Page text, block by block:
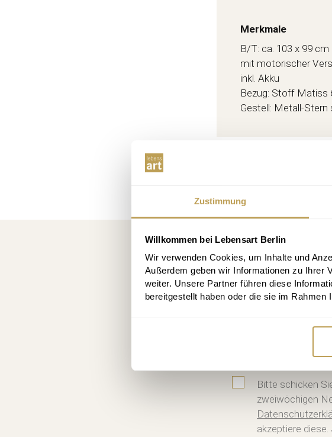
Zustimmung
Willkommen bei Lebensart Berlin
Wir verwenden Cookies, um Inhalte und
Außerdem geben wir Informationen zu Ihrer
weiter. Unsere Partner führen diese
bereitgestellt haben oder die sie im
Merkmale
B/T: ca. 103 x 99 cm
mit motorischer
inkl. Akku
Bezug: Stoff Matiss
Gestell: Metall-Stern
Kostenlos
10 € Rabatt,
Bitte schicken
zweiwöchigen
akzeptiere